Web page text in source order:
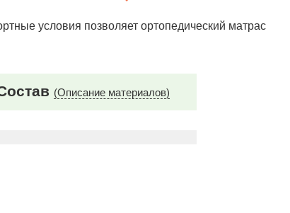
условия позволяет ортопедический матрас
(Описание материалов)